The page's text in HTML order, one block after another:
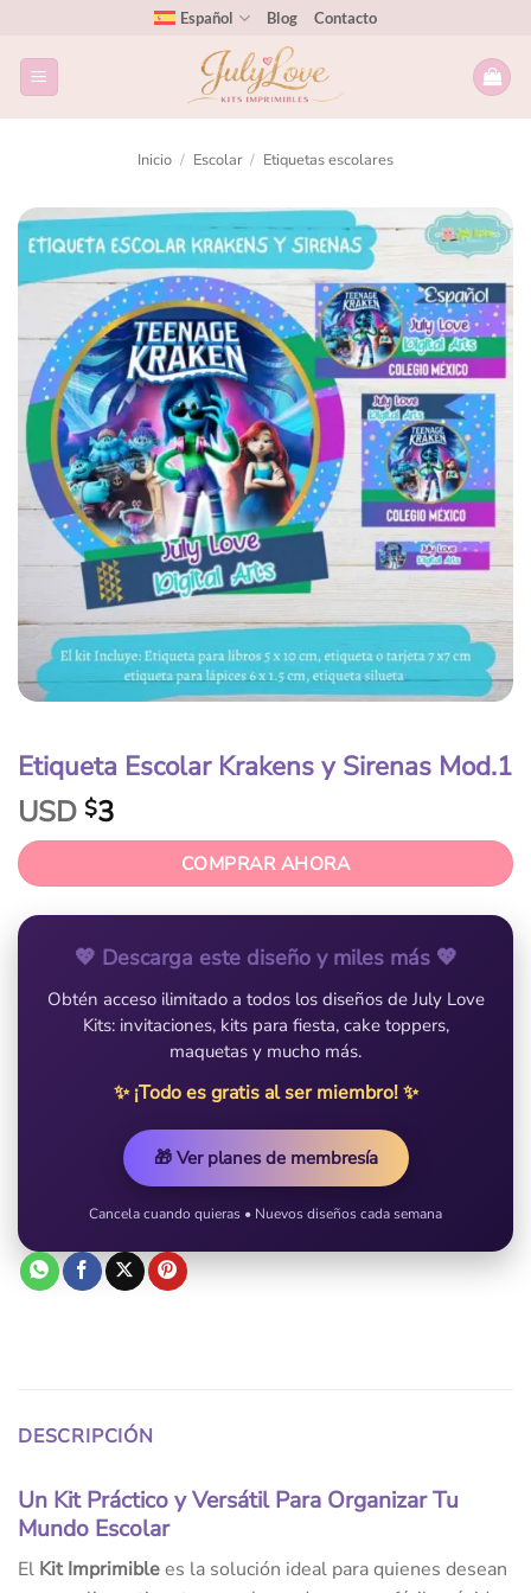
Español Blog Contacto
Inicio / Escolar / Etiquetas escolares
Etiqueta Escolar Krakens y Sirenas Mod.1
USD $3
COMPRAR AHORA
💖 Descarga este diseño y miles más 💖
Obtén acceso ilimitado a todos los diseños de July Love
Kits: invitaciones, kits para fiesta, cake toppers,
maquetas y mucho más.
✨ ¡Todo es gratis al ser miembro! ✨
🎁 Ver planes de membresía
Cancela cuando quieras • Nuevos diseños cada semana
DESCRIPCIÓN
Un Kit Práctico y Versátil Para Organizar Tu
Mundo Escolar
El Kit Imprimiblees la solución ideal para quienes desean